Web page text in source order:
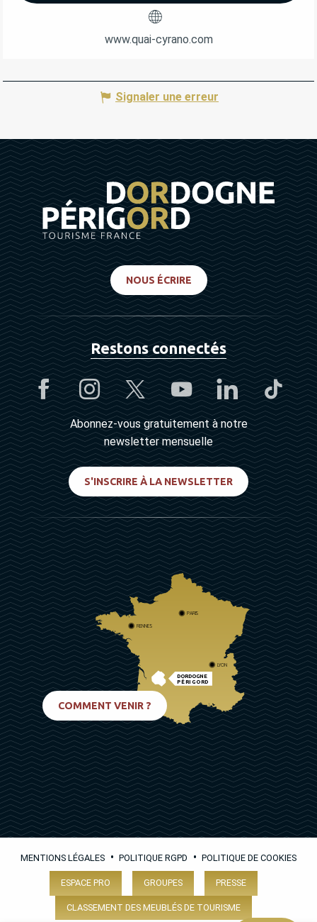
www.quai-cyrano.com
Signaler une erreur
NOUS ÉCRIRE
Restons connectés
Abonnez-vous gratuitement à notre
newsletter mensuelle
S'INSCRIRE À LA NEWSLETTER
DORDOGNE
PÉRIGORD
PARIS
RENNES
LYON
COMMENT VENIR ?
MENTIONS LÉGALES • POLITIQUE RGPD • POLITIQUE DE COOKIES
ESPACE PRO GROUPES PRESSE
CLASSEMENT DES MEUBLÉS DE TOURISME